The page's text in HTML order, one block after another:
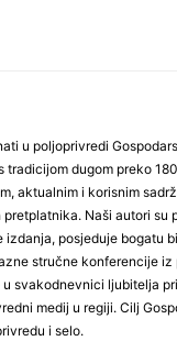
u poljoprivredi
dugom preko
aktualnim i korisnim
Naši autori
posjeduje bogatu
stručne konferencije
svakodnevnici ljubitelja
medij u regiji. Cilj
i selo.